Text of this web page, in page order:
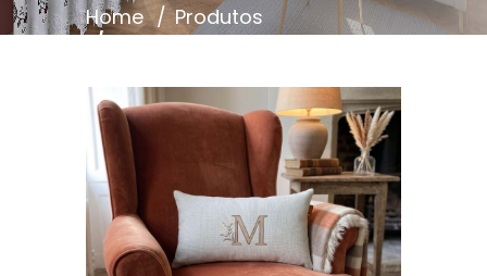
Home
Produtos
Personalizada